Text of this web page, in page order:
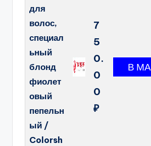
для
волос,
специал
ьный
блонд
фиолет
овый
пепельн
ый /
Colorsh
7
5
0.
0
0
₽